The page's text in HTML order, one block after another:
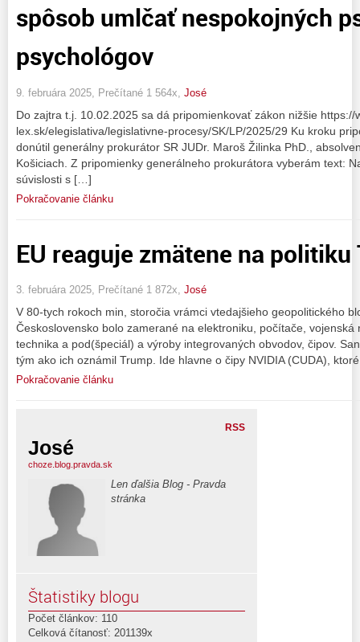
spôsob umlčať nespokojných
psychológov
9. februára 2025, Prečítané 1 564x, José
Do zajtra t.j. 10.02.2025 sa dá pripomienkovať zákon nižšie https://
lex.sk/elegislativa/legislativne-procesy/SK/LP/2025/29 Ku kroku
donútil generálny prokurátor SR JUDr. Maroš Žilinka PhD.,
Košiciach. Z pripomienky generálneho prokurátora vyberám text:
súvislosti s […]
Pokračovanie článku
EU reaguje zmätene na politiku
3. februára 2025, Prečítané 1 872x, José
V 80-tych rokoch min, storočia vrámci vtedajšieho geopolitického
Československo bolo zamerané na elektroniku, počítače,
technika a pod(špeciál) a výroby integrovaných obvodov, čipov.
tým ako ich oznámil Trump. Ide hlavne o čipy NVIDIA (CUDA),
Pokračovanie článku
RSS
José
choze.blog.pravda.sk
Len ďalšia Blog - Pravda
stránka
Štatistiky blogu
Počet článkov: 110
Celková čítanosť: 201139x